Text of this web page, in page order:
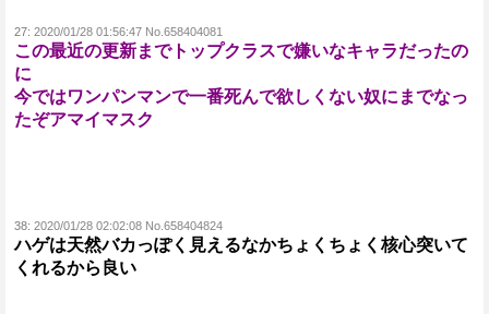
27: 2020/01/28 01:56:47 No.658404081
この最近の更新までトップクラスで嫌いなキャラだったの
に
今ではワンパンマンで一番死んで欲しくない奴にまでなっ
たぞアマイマスク
38: 2020/01/28 02:02:08 No.658404824
ハゲは天然バカっぽく見えるなかちょくちょく核心突いて
くれるから良い